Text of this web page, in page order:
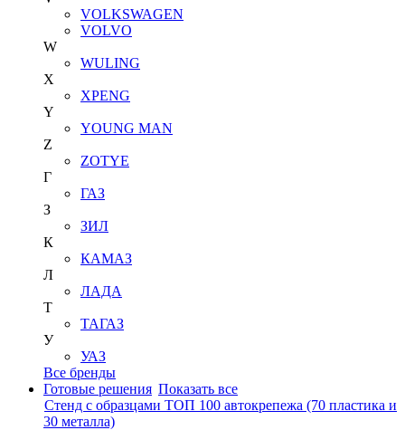
VOLKSWAGEN
VOLVO
W
WULING
X
XPENG
Y
YOUNG MAN
Z
ZOTYE
Г
ГАЗ
З
ЗИЛ
К
КАМАЗ
Л
ЛАДА
Т
ТАГАЗ
У
УАЗ
Все бренды
Готовые решения Показать все
Стенд с образцами ТОП 100 автокрепежа (70 пластика и
30 металла)